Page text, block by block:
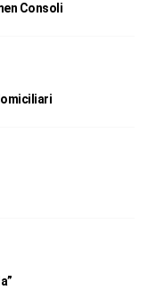
Consoli